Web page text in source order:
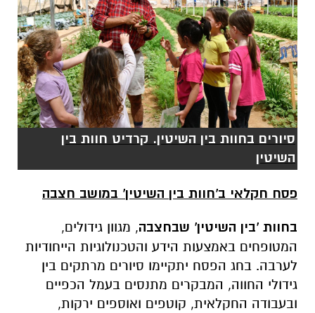
סיורים בחוות בין השיטין. קרדיט חוות בין
השיטין
פסח חקלאי ב'חוות בין השיטין' במושב חצבה
בחוות 'בין השיטין' שבחצבה, מגוון גידולים,
המטופחים באמצעות הידע והטכנולוגיות הייחודיות
לערבה. בחג הפסח יתקיימו סיורים מרתקים בין
גידולי החווה, המבקרים מתנסים בעמל הכפיים
ובעבודה החקלאית, קוטפים ואוספים ירקות,